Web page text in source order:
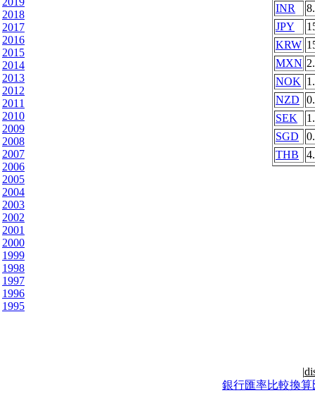
2018
2017
2016
2015
2014
2013
2012
2011
2010
2009
2008
2007
2006
2005
2004
2003
2002
2001
2000
1999
1998
1997
1996
1995
INR
JPY
KRW
MXN
NOK
NZD
SEK
SGD
THB
|
銀行匯率比較換算